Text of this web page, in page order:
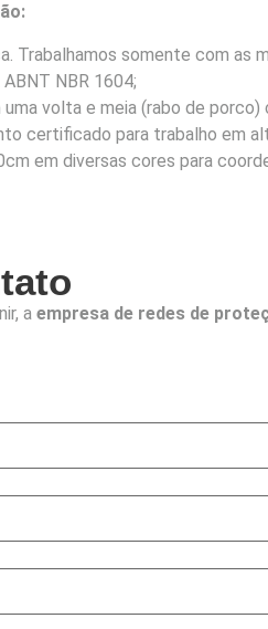
Trabalhamos somente com as
NBR 1604;
volta e meia (rabo de
certificado para trabalho em
em diversas cores para
a empresa de redes de